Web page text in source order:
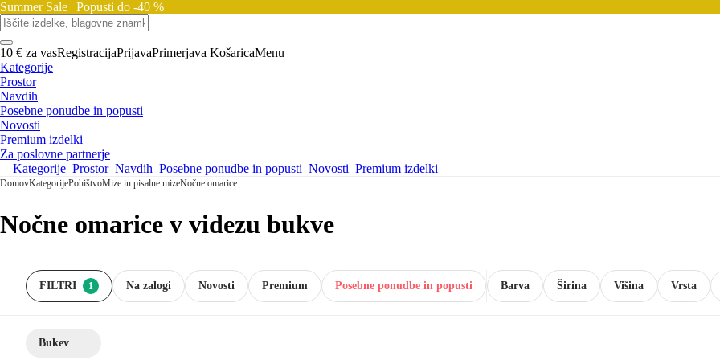
Summer Sale | Popusti do -40 %
10 € za vasRegistracijaPrijavaPrimerjava KošaricaMenu
Kategorije
Prostor
Navdih
Posebne ponudbe in popusti
Novosti
Premium izdelki
Za poslovne partnerje
Kategorije Prostor Navdih Posebne ponudbe in popusti Novosti Premium izdelki
DomovKategorijePohištvoMize in pisalne mizeNočne omarice
Nočne omarice v videzu bukve
FILTRI 1 Na zalogi Posebne ponudbe in popusti
Novosti Premium Barva Širina Višina Vrsta
Bukev